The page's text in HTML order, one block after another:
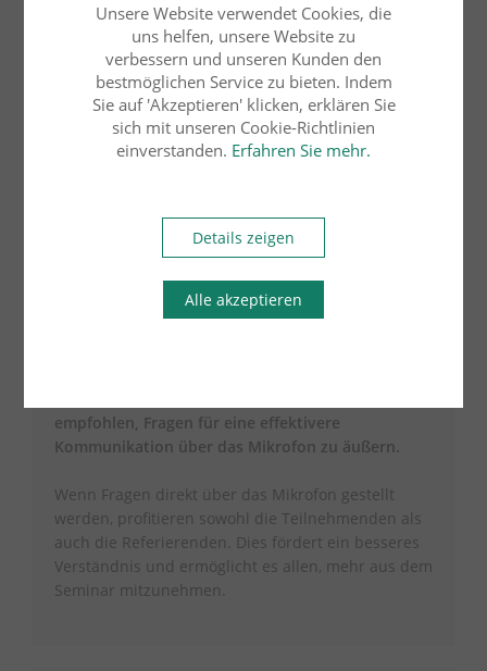
Kontakt
Frau Kathrin Liebig
empfohlen, Fragen für eine effektivere
Kommunikation über das Mikrofon zu äußern.
Wenn Fragen direkt über das Mikrofon gestellt
werden, profitieren sowohl die Teilnehmenden als
auch die Referierenden. Dies fördert ein besseres
Verständnis und ermöglicht es allen, mehr aus dem
Seminar mitzunehmen.
Unsere Website verwendet Cookies, die
uns helfen, unsere Website zu
verbessern und unseren Kunden den
bestmöglichen Service zu bieten. Indem
Sie auf 'Akzeptieren' klicken, erklären Sie
sich mit unseren Cookie-Richtlinien
einverstanden. Erfahren Sie mehr.
Details zeigen
Alle akzeptieren